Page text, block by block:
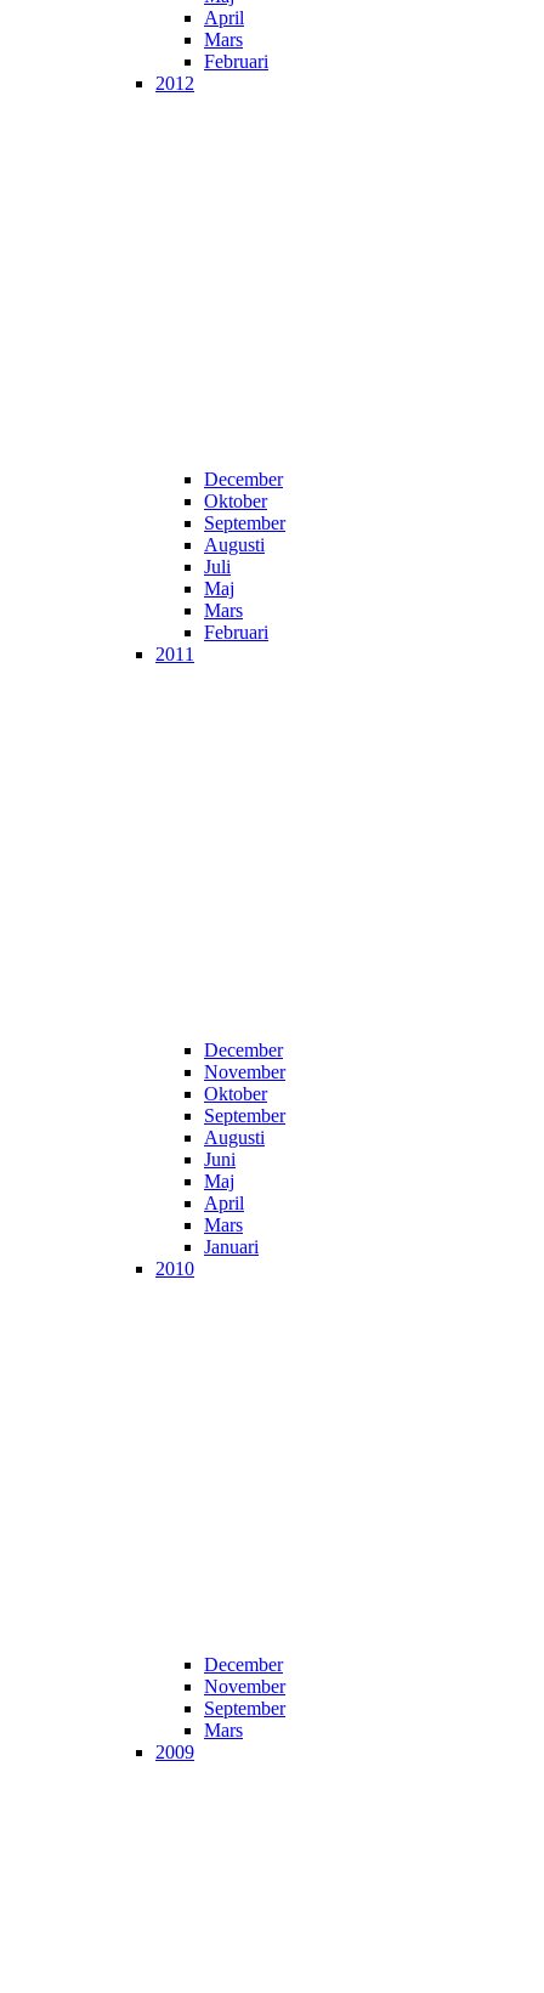
April
Mars
Februari
2012
December
Oktober
September
Augusti
Juli
Maj
Mars
Februari
2011
December
November
Oktober
September
Augusti
Juni
Maj
April
Mars
Januari
2010
December
November
September
Mars
2009